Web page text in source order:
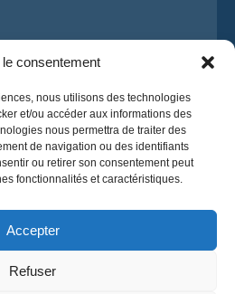
consentement
nous utilisons des technologies
et/ou accéder aux informations des
nous permettra de traiter des
de navigation ou des identifiants
ou retirer son consentement peut
fonctionnalités et caractéristiques.
Accepter
Refuser
politique de confidentialité
un devis
un devis